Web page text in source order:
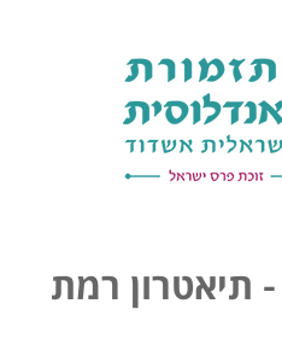
תיאטרון רמת